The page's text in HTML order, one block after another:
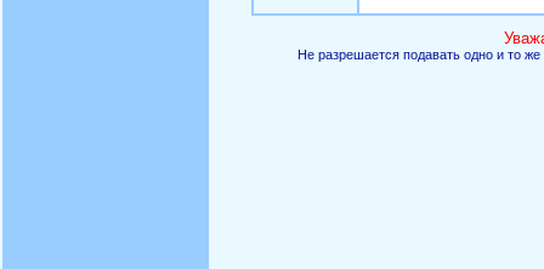
Не разрешается подавать одно и то